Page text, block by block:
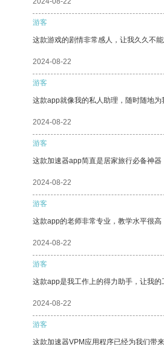
游客
这款游戏的剧情非常感人，让我久久不能
2024-08-22
游客
这款app就像我的私人助理，随时随地
2024-08-22
游客
这款加速器app简直是居家旅行必备神
2024-08-22
游客
这款app的老师非常专业，教学水平很高
2024-08-22
游客
这款app是我工作上的得力助手，让我的
2024-08-22
游客
这款加速器VPM应用程序已经为我们带